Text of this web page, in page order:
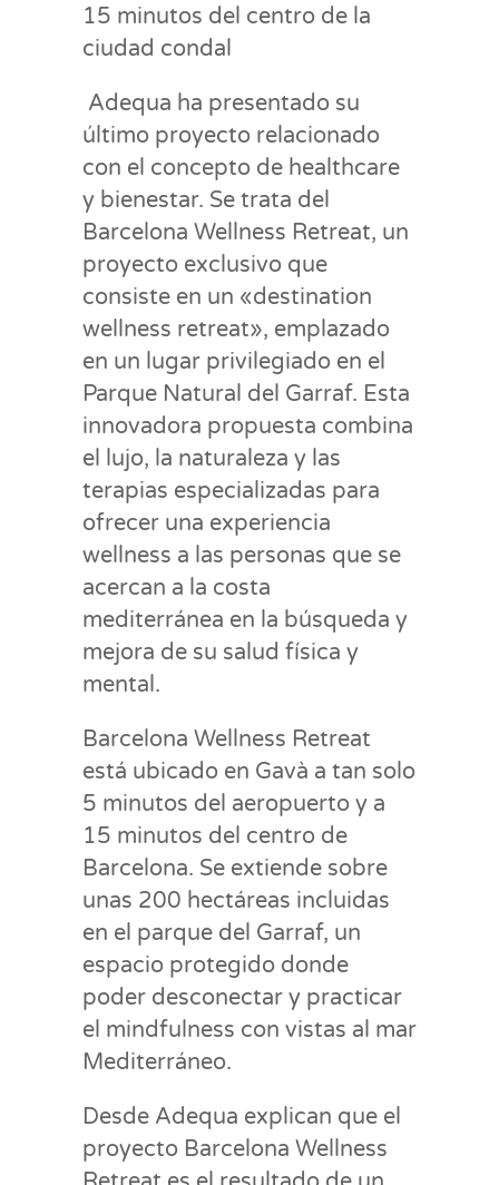
15 minutos del centro de la
ciudad condal
Adequa ha presentado su
último proyecto relacionado
con el concepto de healthcare
y bienestar. Se trata del
Barcelona Wellness Retreat, un
proyecto exclusivo que
consiste en un «destination
wellness retreat», emplazado
en un lugar privilegiado en el
Parque Natural del Garraf. Esta
innovadora propuesta combina
el lujo, la naturaleza y las
terapias especializadas para
ofrecer una experiencia
wellness a las personas que se
acercan a la costa
mediterránea en la búsqueda y
mejora de su salud física y
mental.
Barcelona Wellness Retreat
está ubicado en Gavà a tan solo
5 minutos del aeropuerto y a
15 minutos del centro de
Barcelona. Se extiende sobre
unas 200 hectáreas incluidas
en el parque del Garraf, un
espacio protegido donde
poder desconectar y practicar
el mindfulness con vistas al mar
Mediterráneo.
Desde Adequa explican que el
proyecto Barcelona Wellness